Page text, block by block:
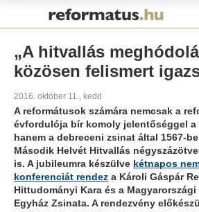
„A hitvallás
közösen felismert
2016. október 11., kedd
A reformátusok számára nemcsak a
évfordulója bír komoly jelentőséggel a
hanem a debreceni zsinat által 1567-
Második Helvét Hitvallás
is. A jubileumra készülve kétnapos
konferenciát rendez a Károli Gáspár
Hittudományi Kara és a Magyarországi
Egyház Zsinata. A rendezvény